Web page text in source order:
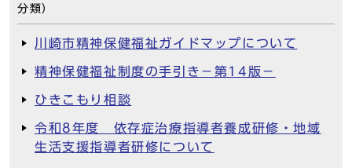
分類）
川崎市精神保健福祉ガイドマップについて
精神保健福祉制度の手引き－第14版－
ひきこもり相談
令和8年度 依存症治療指導者養成研修・地域
生活支援指導者研修について